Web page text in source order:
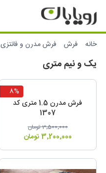
خانه فرش فرش مدرن و فانتزی
یک و نیم متری
8%
فرش مدرن 1.5 متری کد
1307
Special Price
قیمت:
3٬200٬000 تومان
قیمت عادی:
3٬500٬000 تومان